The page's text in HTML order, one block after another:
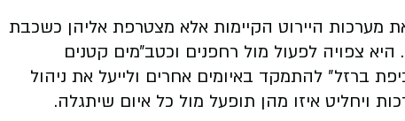
מערכות היירוט הקיימות אלא מצטרפת אליהן כשכבת
צפויה לפעול מול רחפנים וכטב״מים קטנים
ברזל״ להתמקד באיומים אחרים ולייעל את ניהול
ויחליט איזו מהן תופעל מול כל איום שיתגלה.